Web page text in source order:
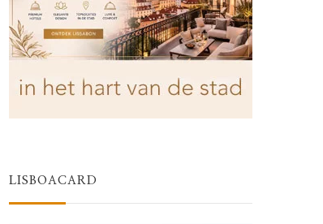
LISBOACARD